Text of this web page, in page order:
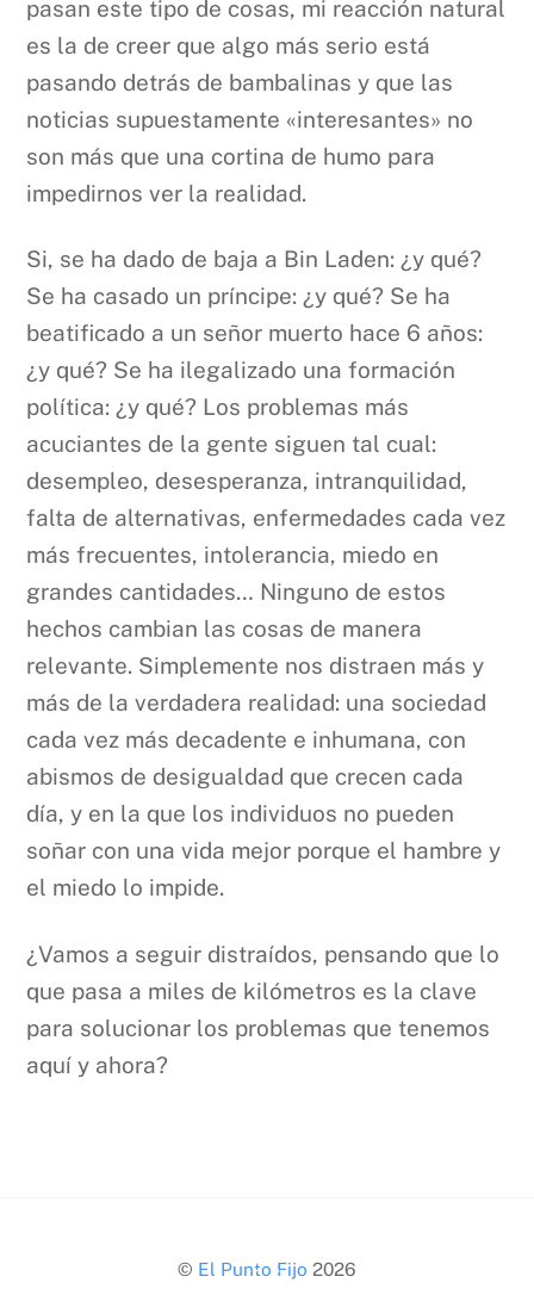
pasan este tipo de cosas, mi reacción natural
es la de creer que algo más serio está
pasando detrás de bambalinas y que las
noticias supuestamente «interesantes» no
son más que una cortina de humo para
impedirnos ver la realidad.
Si, se ha dado de baja a Bin Laden: ¿y qué?
Se ha casado un príncipe: ¿y qué? Se ha
beatificado a un señor muerto hace 6 años:
¿y qué? Se ha ilegalizado una formación
política: ¿y qué? Los problemas más
acuciantes de la gente siguen tal cual:
desempleo, desesperanza, intranquilidad,
falta de alternativas, enfermedades cada vez
más frecuentes, intolerancia, miedo en
grandes cantidades… Ninguno de estos
hechos cambian las cosas de manera
relevante. Simplemente nos distraen más y
más de la verdadera realidad: una sociedad
cada vez más decadente e inhumana, con
abismos de desigualdad que crecen cada
día, y en la que los individuos no pueden
soñar con una vida mejor porque el hambre y
el miedo lo impide.
¿Vamos a seguir distraídos, pensando que lo
que pasa a miles de kilómetros es la clave
para solucionar los problemas que tenemos
aquí y ahora?
Back
© El Punto Fijo 2026